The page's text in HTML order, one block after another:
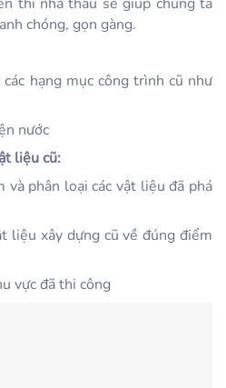
chóng, gọn gàng.
hạng mục công trình cũ như
nước
liệu cũ:
và phân loại các vật liệu đã phá
liệu xây dựng cũ về đúng điểm
vực đã thi công